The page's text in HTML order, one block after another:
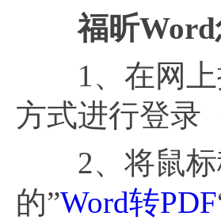
福昕
1、在网上
方式进行登录
2、将鼠标移
的”Word转PDF